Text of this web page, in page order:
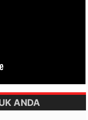
ANDA